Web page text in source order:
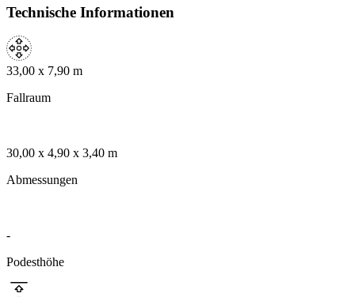
Doppelseilbahn Standard
Technische Informationen
33,00 x 7,90 m
Fallraum
30,00 x 4,90 x 3,40 m
Abmessungen
-
Podesthöhe